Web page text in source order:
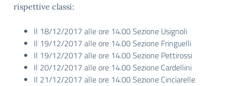
rispettive classi:
Il 18/12/2017 alle ore 14.00 Sezione Usignoli
Il 19/12/2017 alle ore 14.00 Sezione Fringuelli
Il 19/12/2017 alle ore 14.00 Sezione Pettirossi
Il 20/12/2017 alle ore 14.00 Sezione Cardellini
Il 21/12/2017 alle ore 14.00 Sezione Cinciarelle